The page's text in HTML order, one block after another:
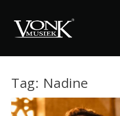
Tag: Nadine